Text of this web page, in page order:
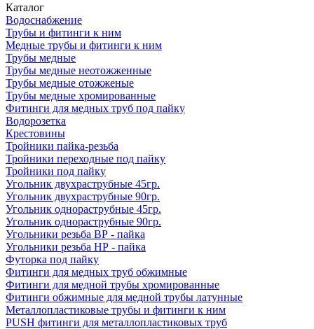
Каталог
Водоснабжение
Трубы и фитинги к ним
Медные трубы и фитинги к ним
Трубы медные
Трубы медные неотожженные
Трубы медные отожженые
Трубы медные хромированные
Фитинги для медных труб под пайку
Водорозетка
Крестовины
Тройники пайка-резьба
Тройники переходные под пайку
Тройники под пайку
Угольник двухраструбные 45гр.
Угольник двухраструбные 90гр.
Угольник однораструбные 45гр.
Угольник однораструбные 90гр.
Угольники резьба ВР - пайка
Угольники резьба НР - пайка
Футорка под пайку
Фитинги для медных труб обжимные
Фитинги для медной трубы хромированные
Фитинги обжимные для медной трубы латунные
Металлопластиковые трубы и фитинги к ним
PUSH фитинги для металлопластиковых труб